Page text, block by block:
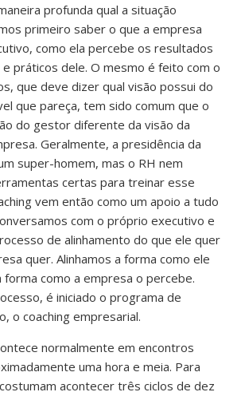
profunda qual a situação
primeiro saber o que a empresa
como ela percebe os resultados
práticos dele. O mesmo é feito com o
que deve dizer qual visão possui do
que pareça, tem sido comum que o
do gestor diferente da visão da
Geralmente, a presidência da
super-homem, mas o RH nem
certas para treinar esse
vem então como um apoio a tudo
com o próprio executivo e
de alinhamento do que ele quer
quer. Alinhamos a forma como ele
como a empresa o percebe.
é iniciado o programa de
o coaching empresarial.
normalmente em encontros
uma hora e meia. Para
acontecer três ciclos de dez